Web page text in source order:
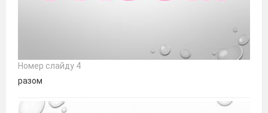
Номер слайду 4
разом